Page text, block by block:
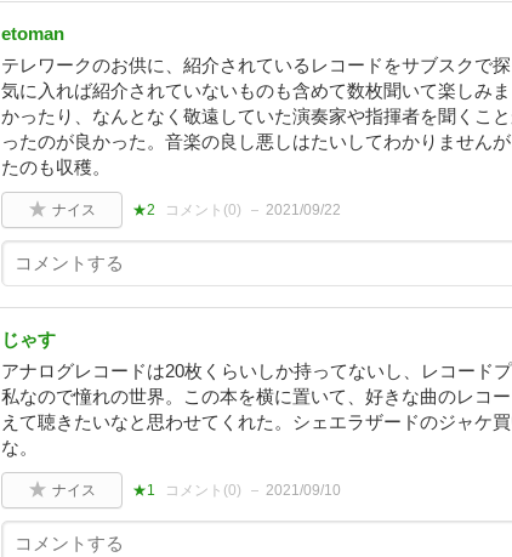
etoman
テレワークのお供に、紹介されているレコードをサブスクで
気に入れば紹介されていないものも含めて数枚聞いて楽しみ
かったり、なんとなく敬遠していた演奏家や指揮者を聞くこ
ったのが良かった。音楽の良し悪しはたいしてわかりません
たのも収穫。
ナイス ★2 コメント(0) 2021/09/22
じゃす
アナログレコードは20枚くらいしか持ってないし、レコード
私なので憧れの世界。この本を横に置いて、好きな曲のレコ
えて聴きたいなと思わせてくれた。シェエラザードのジャケ
な。
ナイス ★1 コメント(0) 2021/09/10